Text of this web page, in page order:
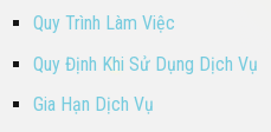
Quy Trình Làm Việc
Quy Định Khi Sử Dụng Dịch Vụ
Gia Hạn Dịch Vụ